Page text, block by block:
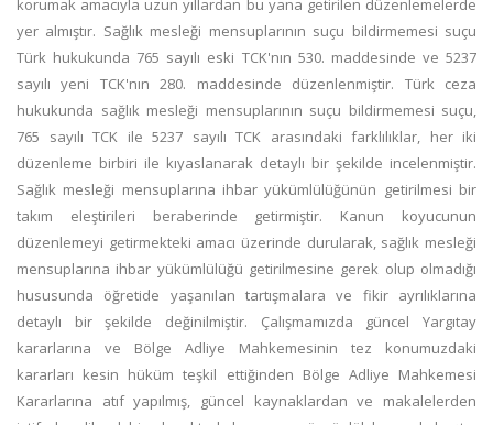
korumak amacıyla uzun yıllardan bu yana getirilen düzenlemelerde
yer almıştır. Sağlık mesleği mensuplarının suçu bildirmemesi suçu
Türk hukukunda 765 sayılı eski TCK'nın 530. maddesinde ve 5237
sayılı yeni TCK'nın 280. maddesinde düzenlenmiştir. Türk ceza
hukukunda sağlık mesleği mensuplarının suçu bildirmemesi suçu,
765 sayılı TCK ile 5237 sayılı TCK arasındaki farklılıklar, her iki
düzenleme birbiri ile kıyaslanarak detaylı bir şekilde incelenmiştir.
Sağlık mesleği mensuplarına ihbar yükümlülüğünün getirilmesi bir
takım eleştirileri beraberinde getirmiştir. Kanun koyucunun
düzenlemeyi getirmekteki amacı üzerinde durularak, sağlık mesleği
mensuplarına ihbar yükümlülüğü getirilmesine gerek olup olmadığı
hususunda öğretide yaşanılan tartışmalara ve fikir ayrılıklarına
detaylı bir şekilde değinilmiştir. Çalışmamızda güncel Yargıtay
kararlarına ve Bölge Adliye Mahkemesinin tez konumuzdaki
kararları kesin hüküm teşkil ettiğinden Bölge Adliye Mahkemesi
Kararlarına atıf yapılmış, güncel kaynaklardan ve makalelerden